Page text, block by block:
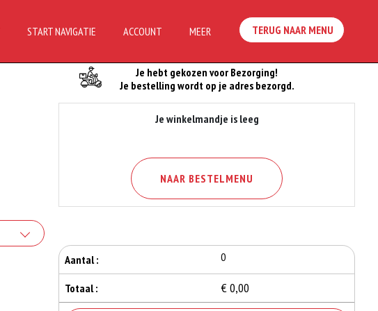
START NAVIGATIE ACCOUNT MEER TERUG NAAR MENU
Je hebt gekozen voor Bezorging!
Je bestelling wordt op je adres bezorgd.
Je winkelmandje is leeg
NAAR BESTELMENU
Aantal : 0
Totaal : € 0,00
Je Bestelling